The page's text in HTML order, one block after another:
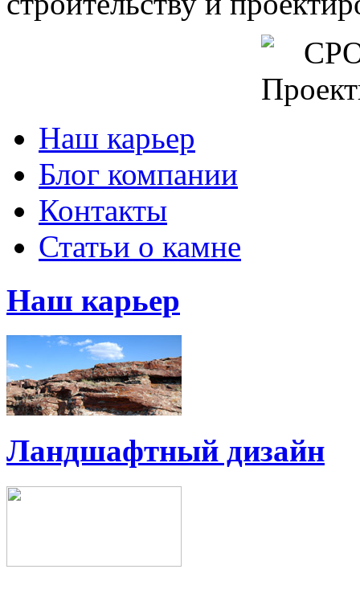
Наш карьер
Блог компании
Контакты
Статьи о камне
Наш карьер
Ландшафтный дизайн